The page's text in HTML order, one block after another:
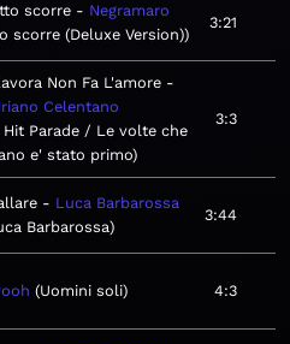
scorre
Negramaro
scorre (Deluxe Version)
3:21
Non Fa L'amore
Celentano
Hit Parade / Le volte che
e' stato primo
3:3
Luca Barbarossa
Barbarossa
3:44
Uomini soli 4:3